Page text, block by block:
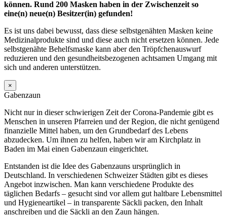
können. Rund 200 Masken haben in der Zwischenzeit so
eine(n) neue(n) Besitzer(in) gefunden!
Es ist uns dabei bewusst, dass diese selbstgenähten Masken keine
Medizinalprodukte sind und diese auch nicht ersetzen können. Jede
selbstgenähte Behelfsmaske kann aber den Tröpfchenauswurf
reduzieren und den gesundheitsbezogenen achtsamen Umgang mit
sich und anderen unterstützen.
×
Gabenzaun
Nicht nur in dieser schwierigen Zeit der Corona-Pandemie gibt es
Menschen in unseren Pfarreien und der Region, die nicht genügend
finanzielle Mittel haben, um den Grundbedarf des Lebens
abzudecken. Um ihnen zu helfen, haben wir am Kirchplatz in
Baden im Mai einen Gabenzaun eingerichtet.
Entstanden ist die Idee des Gabenzauns ursprünglich in
Deutschland. In verschiedenen Schweizer Städten gibt es dieses
Angebot inzwischen. Man kann verschiedene Produkte des
täglichen Bedarfs – gesucht sind vor allem gut haltbare Lebensmittel
und Hygieneartikel – in transparente Säckli packen, den Inhalt
anschreiben und die Säckli an den Zaun hängen.